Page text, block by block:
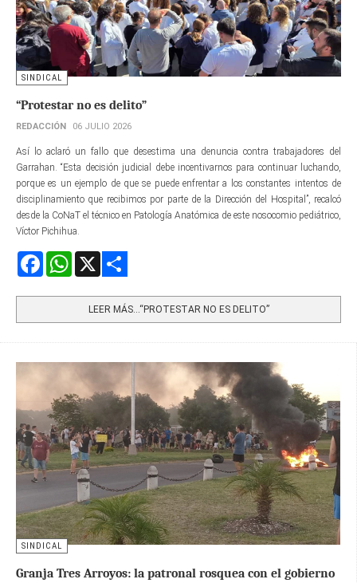
SINDICAL
“Protestar no es delito”
REDACCIÓN 06 JULIO 2026
Así lo aclaró un fallo que desestima una denuncia contra trabajadores del
Garrahan. “Esta decisión judicial debe incentivarnos para continuar luchando,
porque es un ejemplo de que se puede enfrentar a los constantes intentos de
disciplinamiento que recibimos por parte de la Dirección del Hospital”, recalcó
desde la CoNaT el técnico en Patología Anatómica de este nosocomio pediátrico,
Víctor Pichihua.
FacebookWhatsApp
LEER MÁS…“PROTESTAR NO ES DELITO”
SINDICAL
Granja Tres Arroyos: la patronal rosquea con el gobierno